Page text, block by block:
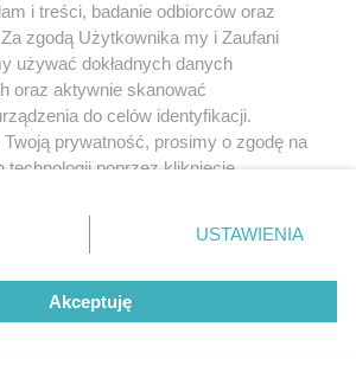
i treści, badanie odbiorców oraz
Za zgodą Użytkownika my i Zaufani
używać dokładnych danych
oraz aktywnie skanować
do celów identyfikacji.
prywatność, prosimy o zgodę na
technologii poprzez kliknięcie
przycisk ustawień prywatności
dolnym rogu strony
danych nie wymagają zgody
prawo sprzeciwić się takiemu
będą miały zastosowanie tylko
USTAWIENIA
Akceptuję